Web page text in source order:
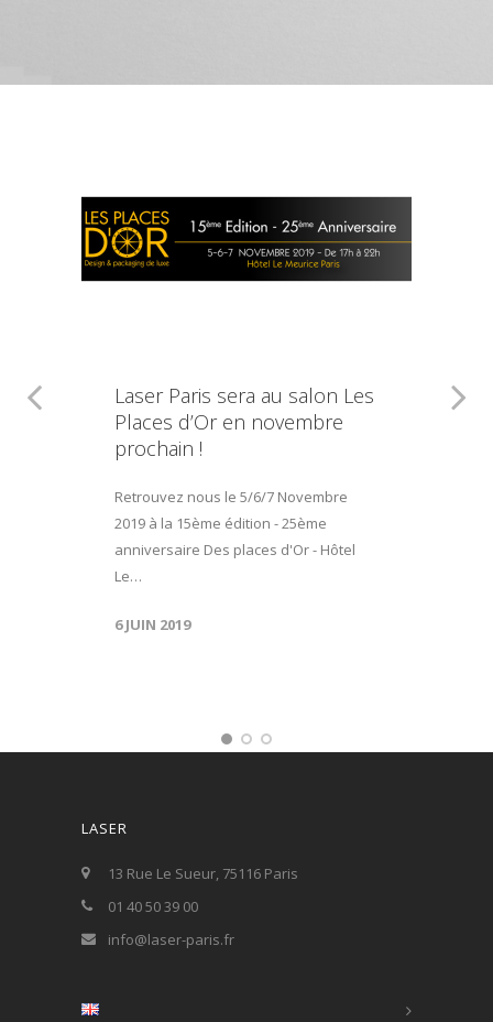
Laser Paris sera au salon Les
Places d’Or en novembre
prochain !
Retrouvez nous le 5/6/7 Novembre
2019 à la 15ème édition - 25ème
anniversaire Des places d'Or - Hôtel
Le…
6 JUIN 2019
LASER
13 Rue Le Sueur, 75116 Paris
01 40 50 39 00
info@laser-paris.fr